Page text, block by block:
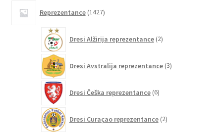
Reprezentance 1427izdelkov
Dresi Alžirija reprezentance 2izdelka
Dresi Avstralija reprezentance 3izdelki
Dresi Češka reprezentance 6izdelkov
Dresi Curaçao reprezentance 2izdelka